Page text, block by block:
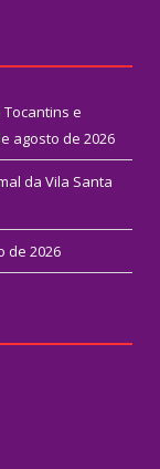
e
agosto de 2026
da Vila Santa
de 2026